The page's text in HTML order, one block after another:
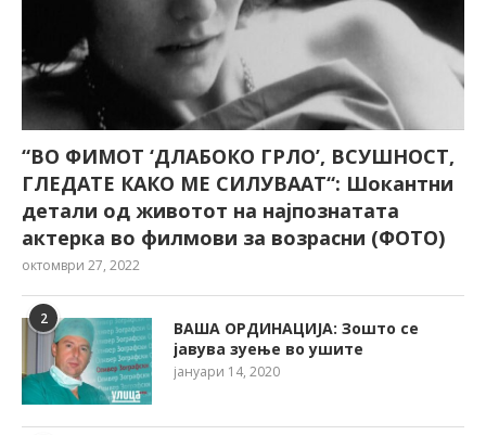
“ВО ФИМОТ ‘ДЛАБОКО ГРЛО’, ВСУШНОСТ,
ГЛЕДАТЕ КАКО МЕ СИЛУВААТ“: Шокантни
детали од животот на најпознатата
актерка во филмови за возрасни (ФОТО)
октомври 27, 2022
2
ВАША ОРДИНАЦИЈА: Зошто се
јавува зуење во ушите
јануари 14, 2020